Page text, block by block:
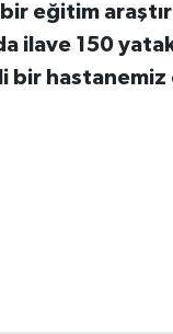
eğitim
ilave 150
bir hastanemiz